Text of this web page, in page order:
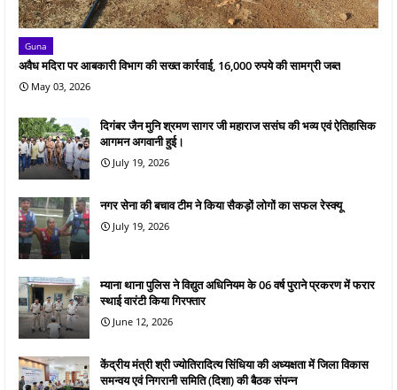
Guna
अवैध मदिरा पर आबकारी विभाग की सख्त कार्रवाई, 16,000 रुपये की सामग्री जब्त
May 03, 2026
दिगंबर जैन मुनि श्रमण सागर जी महाराज ससंघ की भव्य एवं ऐतिहासिक
आगमन अगवानी हुई।
July 19, 2026
नगर सेना की बचाव टीम ने किया सैकड़ों लोगों का सफल रेस्क्यू
July 19, 2026
म्याना थाना पुलिस ने विद्युत अधिनियम के 06 वर्ष पुराने प्रकरण में फरार
स्थाई वारंटी किया गिरफ्तार
June 12, 2026
केंद्रीय मंत्री श्री ज्योतिरादित्य सिंधिया की अध्यक्षता में जिला विकास
समन्वय एवं निगरानी समिति (दिशा) की बैठक संपन्न